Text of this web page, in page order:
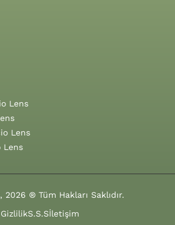
Lens
Lens
Lens
2026 ® Tüm Hakları Saklıdır.
GizlilikS.S.Sİletişim